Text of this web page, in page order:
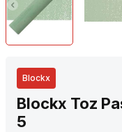
Blockx
Blockx Toz
5